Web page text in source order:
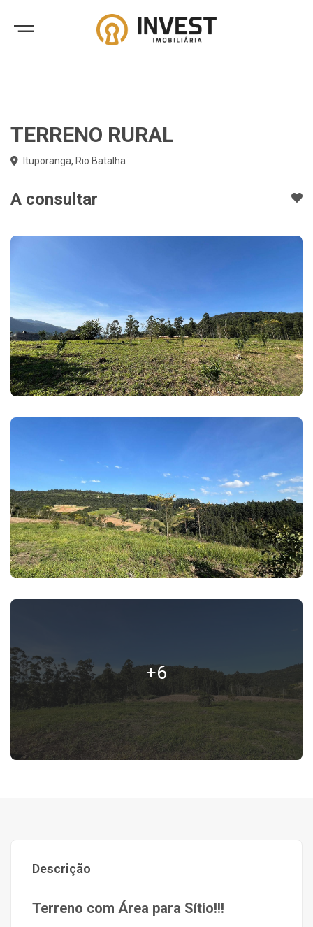
TERRENO RURAL
Ituporanga, Rio Batalha
A consultar
+6
Descrição
Terreno com Área para Sítio!!!